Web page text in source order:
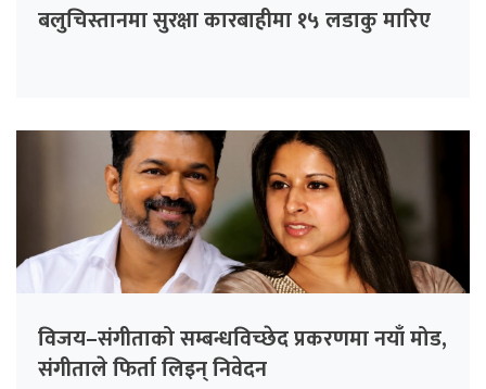
बलुचिस्तानमा सुरक्षा कारबाहीमा १५ लडाकु मारिए
विजय–संगीताको सम्बन्धविच्छेद प्रकरणमा नयाँ मोड,
संगीता‍ले फिर्ता लिइन् निवेदन